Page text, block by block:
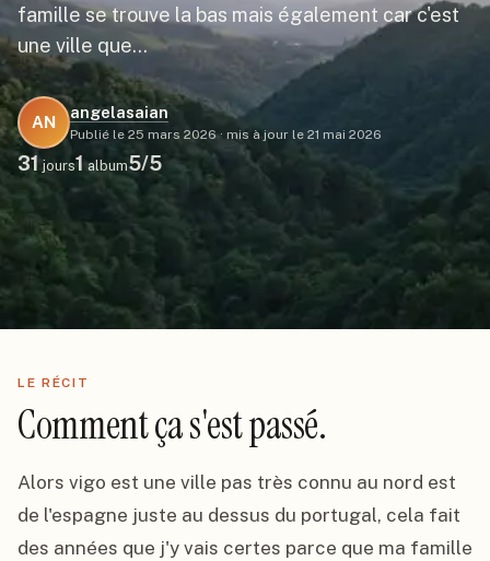
famille se trouve la bas mais également car c'est
une ville que…
AN
angelasaian
Publié le 25 mars 2026· mis à jour le 21 mai 2026
31jours1 album5/5
LE RÉCIT
Comment ça s'est passé.
Alors vigo est une ville pas très connu au nord est
de l'espagne juste au dessus du portugal, cela fait
des années que j'y vais certes parce que ma famille